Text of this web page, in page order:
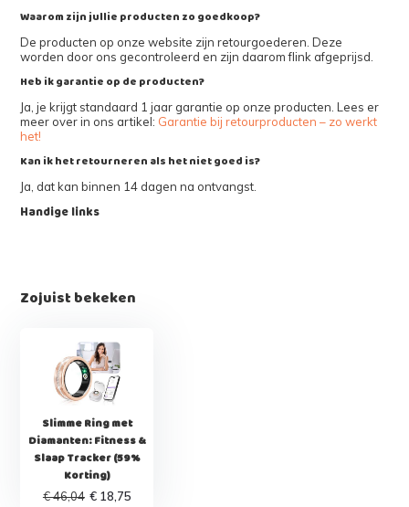
Waarom zijn jullie producten zo goedkoop?
De producten op onze website zijn retourgoederen. Deze
worden door ons gecontroleerd en zijn daarom flink afgeprijsd.
Heb ik garantie op de producten?
Ja, je krijgt standaard 1 jaar garantie op onze producten. Lees er
meer over in ons artikel: Garantie bij retourproducten – zo werkt
het!
Kan ik het retourneren als het niet goed is?
Ja, dat kan binnen 14 dagen na ontvangst.
Handige links
Zojuist bekeken
Slimme Ring met
Diamanten: Fitness &
Slaap Tracker (59%
Korting)
€ 46,04 € 18,75